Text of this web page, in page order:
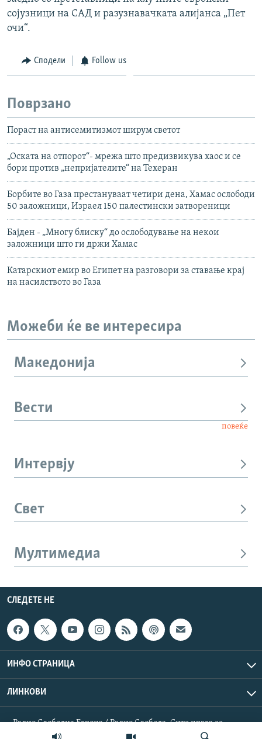
сојузници на САД и разузнавачката алијанса „Пет
очи“.
Сподели Follow us
Поврзано
Пораст на антисемитизмот ширум светот
„Оската на отпорот“- мрежа што предизвикува хаос и се
бори против „непријателите“ на Техеран
Борбите во Газа престануваат четири дена, Хамас ослободи
50 заложници, Израел 150 палестински затвореници
Бајден - „Многу блиску“ до ослободување на некои
заложници што ги држи Хамас
Катарскиот емир во Египет на разговори за ставање крај
на насилството во Газа
Можеби ќе ве интересира
Македонија
Вести
повеќе
Интервју
Свет
Мултимедиа
СЛЕДЕТЕ НЕ
ИНФО СТРАНИЦА
ЛИНКОВИ
Радио Слободна Европа / Радио Слобода. Сите права се
резервирани